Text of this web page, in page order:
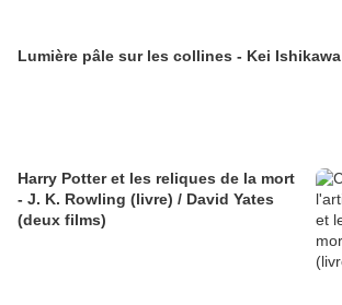
Lumière pâle sur les collines - Kei Ishikawa
Harry Potter et les reliques de la mort
- J. K. Rowling (livre) / David Yates
(deux films)